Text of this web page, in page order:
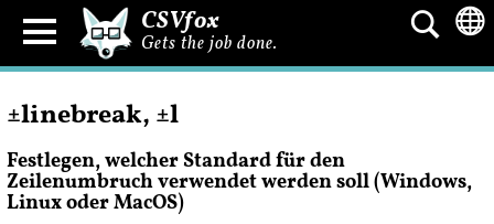
CSVfox
Gets the job done.
±linebreak, ±l
Festlegen, welcher Standard für den
Zeilenumbruch verwendet werden soll (Windows,
Linux oder MacOS)